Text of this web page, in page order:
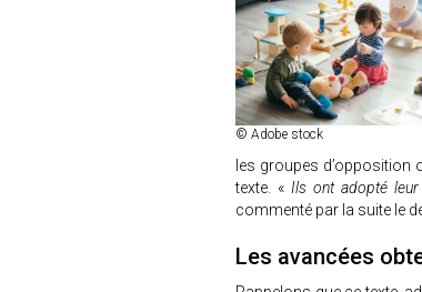
© Adobe stock
les groupes d’opposition
texte. « Ils ont adopté
commenté par la suite le
Les avancées